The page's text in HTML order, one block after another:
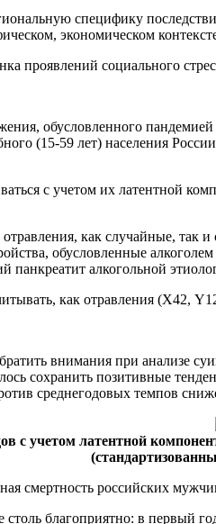
специфику
экономическом
проявлений социального
обусловленного
(15-59 лет) населения
с учетом их латентной
отравления, как случайные,
обусловленные
панкреатит алкогольной
как отравления (Х42,
внимания при анализе
сохранить позитивные
среднегодовых темпов
с учетом латентной
смертность российских
столь благоприятно: в первый